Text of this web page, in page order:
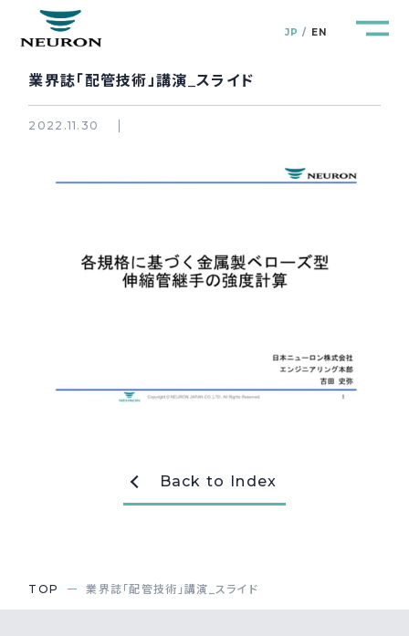
JP EN
Pipeline Resilience Lab.
Products&Service
新着情報 News&Topics
webカタログ
業界誌「配管技術」講演_スライド
2022.11.30
Back to Index
TOP 業界誌「配管技術」講演_スライド